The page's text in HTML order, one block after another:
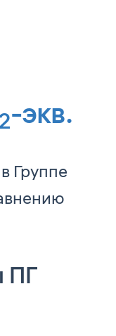
2-экв.
Группе
ПГ